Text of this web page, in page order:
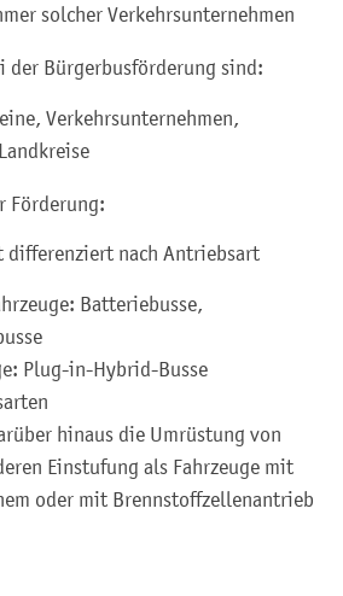
solcher Verkehrsunternehmen
der Bürgerbusförderung sind:
Verkehrsunternehmen,
Förderung:
differenziert nach Antriebsart
Batteriebusse,
Plug-in-Hybrid-Busse
hinaus die Umrüstung von
Einstufung als Fahrzeuge mit
oder mit Brennstoffzellenantrieb